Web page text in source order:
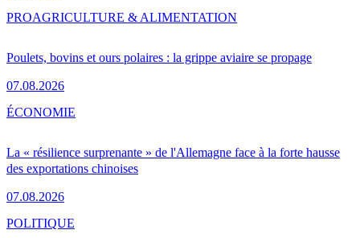
Poulets, bovins et ours polaires : la grippe aviaire se propage
07.08.2026
PROAGRICULTURE & ALIMENTATION
La « résilience surprenante » de l'Allemagne face à la forte hausse
des exportations chinoises
07.08.2026
ÉCONOMIE
POLITIQUE